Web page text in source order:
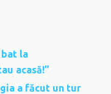
bat la
acasă!”
a făcut un tur